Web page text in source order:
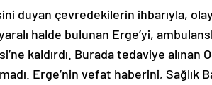
duyan çevredekilerin ihbarıyla,
halde bulunan Erge’yi,
kaldırdı. Burada tedaviye
Erge’nin vefat haberini, Sağlık